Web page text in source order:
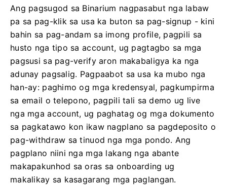
Ang pagsugod sa Binarium nagpasabut nga labaw
pa sa pag-klik sa usa ka buton sa pag-signup - kini
bahin sa pag-andam sa imong profile, pagpili sa
husto nga tipo sa account, ug pagtagbo sa mga
pagsusi sa pag-verify aron makabaligya ka nga
adunay pagsalig. Pagpaabot sa usa ka mubo nga
han-ay: paghimo og mga kredensyal, pagkumpirma
sa email o telepono, pagpili tali sa demo ug live
nga mga account, ug paghatag og mga dokumento
sa pagkatawo kon ikaw nagplano sa pagdeposito o
pag-withdraw sa tinuod nga mga pondo. Ang
pagplano niini nga mga lakang nga abante
makapakunhod sa oras sa onboarding ug
makalikay sa kasagarang mga paglangan.